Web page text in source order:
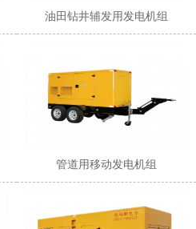
油田钻井辅发用发电机组
管道用移动发电机组